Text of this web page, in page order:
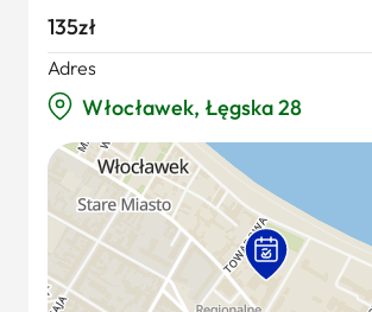
135zł
Adres
Włocławek, Łęgska 28